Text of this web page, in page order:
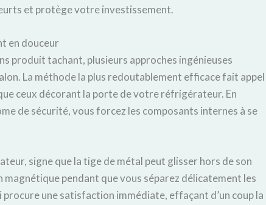
et protège votre investissement.
en douceur
produit tachant, plusieurs approches ingénieuses
La méthode la plus redoutablement efficace fait appel
ceux décorant la porte de votre réfrigérateur. En
de sécurité, vous forcez les composants internes à se
signe que la tige de métal peut glisser hors de son
pendant que vous séparez délicatement les
une satisfaction immédiate, effaçant d’un coup la